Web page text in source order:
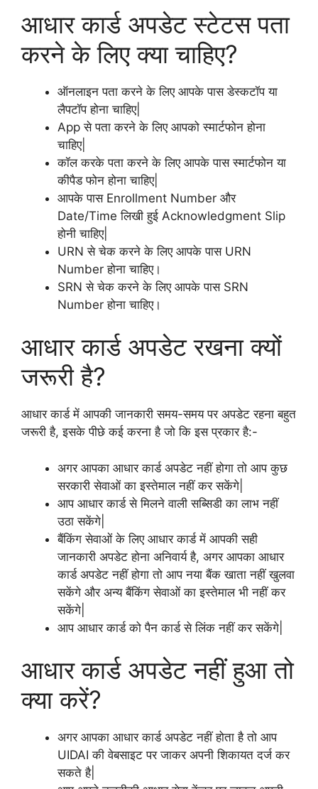
आधार कार्ड अपडेट स्टेटस पता
करने के लिए क्या चाहिए?
ऑनलाइन पता करने के लिए आपके पास डेस्कटॉप या
लैपटॉप होना चाहिए|
App से पता करने के लिए आपको स्मार्टफोन होना
चाहिए|
कॉल करके पता करने के लिए आपके पास स्मार्टफोन या
कीपैड फोन होना चाहिए|
आपके पास Enrollment Number और
Date/Time लिखी हुई Acknowledgment Slip
होनी चाहिए|
URN से चेक करने के लिए आपके पास URN
Number होना चाहिए।
SRN से चेक करने के लिए आपके पास SRN
Number होना चाहिए।
आधार कार्ड अपडेट रखना क्यों
जरूरी है?
आधार कार्ड में आपकी जानकारी समय-समय पर अपडेट रहना बहुत
जरूरी है, इसके पीछे कई करना है जो कि इस प्रकार है:-
अगर आपका आधार कार्ड अपडेट नहीं होगा तो आप कुछ
सरकारी सेवाओं का इस्तेमाल नहीं कर सकेंगे|
आप आधार कार्ड से मिलने वाली सब्सिडी का लाभ नहीं
उठा सकेंगे|
बैंकिंग सेवाओं के लिए आधार कार्ड में आपकी सही
जानकारी अपडेट होना अनिवार्य है, अगर आपका आधार
कार्ड अपडेट नहीं होगा तो आप नया बैंक खाता नहीं खुलवा
सकेंगे और अन्य बैंकिंग सेवाओं का इस्तेमाल भी नहीं कर
सकेंगे|
आप आधार कार्ड को पैन कार्ड से लिंक नहीं कर सकेंगे|
आधार कार्ड अपडेट नहीं हुआ तो
क्या करें?
अगर आपका आधार कार्ड अपडेट नहीं होता है तो आप
UIDAI की वेबसाइट पर जाकर अपनी शिकायत दर्ज कर
सकते है|